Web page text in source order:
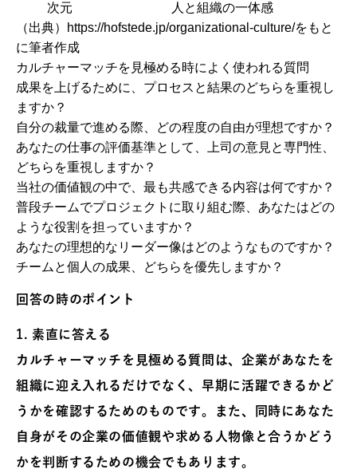
次元
人と組織の一体感
（出典）https://hofstede.jp/organizational-culture/をもと
に筆者作成
カルチャーマッチを見極める時によく使われる質問
成果を上げるために、プロセスと結果のどちらを重視し
ますか？
自分の裁量で進める際、どの程度の自由が理想ですか？
あなたの仕事の評価基準として、上司の意見と専門性、
どちらを重視しますか？
当社の価値観の中で、最も共感できる内容は何ですか？
普段チームでプロジェクトに取り組む際、あなたはどの
ような役割を担っていますか？
あなたの理想的なリーダー像はどのようなものですか？
チームと個人の成果、どちらを優先しますか？
回答の時のポイント
1. 素直に答える
カルチャーマッチを見極める質問は、企業があなたを
組織に迎え入れるだけでなく、早期に活躍できるかど
うかを確認するためのものです。また、同時にあなた
自身がその企業の価値観や求める人物像と合うかどう
かを判断するための機会でもあります。